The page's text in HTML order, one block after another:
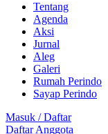
Tentang
Agenda
Aksi
Jurnal
Aleg
Galeri
Rumah Perindo
Sayap Perindo
Masuk / Daftar
Daftar Anggota